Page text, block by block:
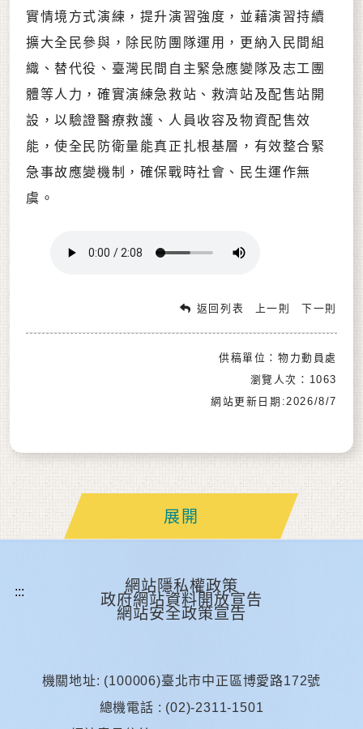
實情境方式演練，提升演習強度，並藉演習持續
擴大全民參與，除民防團隊運用，更納入民間組
織、替代役、臺灣民間自主緊急應變隊及志工團
體等人力，確實演練急救站、救濟站及配售站開
設，以驗證醫療救護、人員收容及物資配售效
能，使全民防衛量能真正扎根基層，有效整合緊
急事故應變機制，確保戰時社會、民生運作無
虞。
返回列表 上一則 下一則
供稿單位：物力動員處
瀏覽人次：1063
網站更新日期:2026/8/7
展開
網站隱私權政策
政府網站資料開放宣告
網站安全政策宣告
機關地址: (100006)臺北市中正區博愛路172號
總機電話 : (02)-2311-1501